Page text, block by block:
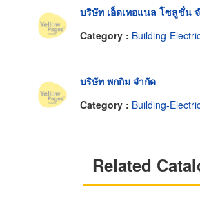
บริษัท เอ็ดเทอแนล โซลูชั่น
Category : Building-Electrical &
บริษัท พกกิม จำกัด
Category : Building-Electrical &
Related